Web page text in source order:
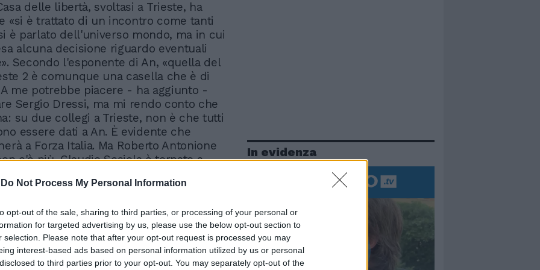
Do Not Process My Personal Information
opt-out of the sale, sharing to third parties, or processing of your personal or
for targeted advertising by us, please use the below opt-out section to
selection. Please note that after your opt-out request is processed you may
interest-based ads based on personal information utilized by us or personal
to third parties prior to your opt-out. You may separately opt-out of the
delle libertà, svoltasi a Trieste, ha
«si è trattato di un incontro come tanti
è parlato dell'universo mondo, ma in cui
alcuna decisione riguardo eventuali
Secondo l'esponente di An, «quella del
2 è comunque una casella che è di
A me potrebbe piacere - ha aggiunto -
Sergio Dressi, ma mi rendo conto che
su due collegi a Trieste, non è che tutti
essere dati a An. È evidente che
a Forza Italia. Ma Roberto Antonione
c'è più, Claudio Scajola è tornato a
del partito per queste cose lo farà lui.
a trattare».
In evidenza